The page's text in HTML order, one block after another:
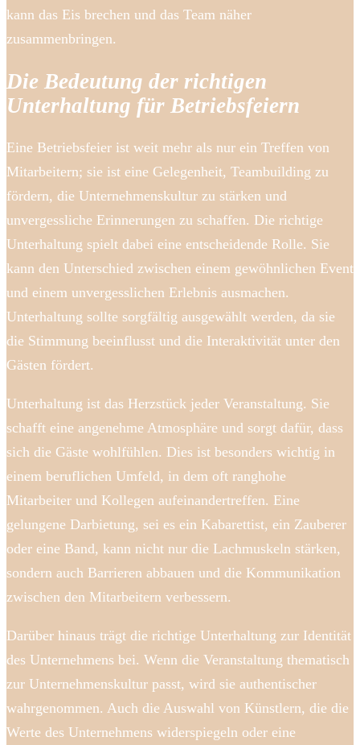
kann das Eis brechen und das Team näher
zusammenbringen.
Die Bedeutung der richtigen
Unterhaltung für Betriebsfeiern
Eine Betriebsfeier ist weit mehr als nur ein Treffen von
Mitarbeitern; sie ist eine Gelegenheit, Teambuilding zu
fördern, die Unternehmenskultur zu stärken und
unvergessliche Erinnerungen zu schaffen. Die richtige
Unterhaltung spielt dabei eine entscheidende Rolle. Sie
kann den Unterschied zwischen einem gewöhnlichen Event
und einem unvergesslichen Erlebnis ausmachen.
Unterhaltung sollte sorgfältig ausgewählt werden, da sie
die Stimmung beeinflusst und die Interaktivität unter den
Gästen fördert.
Unterhaltung ist das Herzstück jeder Veranstaltung. Sie
schafft eine angenehme Atmosphäre und sorgt dafür, dass
sich die Gäste wohlfühlen. Dies ist besonders wichtig in
einem beruflichen Umfeld, in dem oft ranghohe
Mitarbeiter und Kollegen aufeinandertreffen. Eine
gelungene Darbietung, sei es ein Kabarettist, ein Zauberer
oder eine Band, kann nicht nur die Lachmuskeln stärken,
sondern auch Barrieren abbauen und die Kommunikation
zwischen den Mitarbeitern verbessern.
Darüber hinaus trägt die richtige Unterhaltung zur Identität
des Unternehmens bei. Wenn die Veranstaltung thematisch
zur Unternehmenskultur passt, wird sie authentischer
wahrgenommen. Auch die Auswahl von Künstlern, die die
Werte des Unternehmens widerspiegeln oder eine